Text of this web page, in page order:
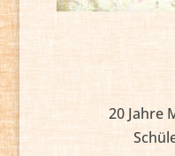
20 Jahre